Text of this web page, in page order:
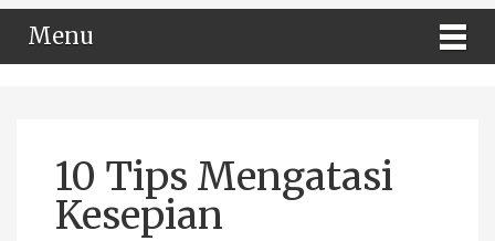
Menu
10 Tips Mengatasi
Kesepian